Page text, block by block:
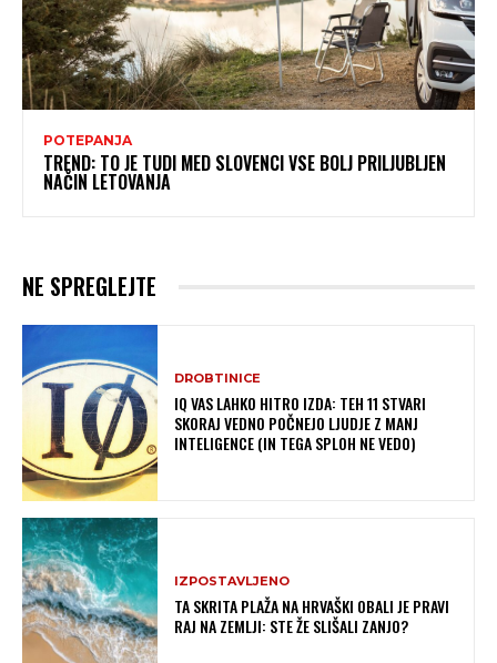
POTEPANJA
TREND: TO JE TUDI MED SLOVENCI VSE BOLJ PRILJUBLJEN
NAČIN LETOVANJA
NE SPREGLEJTE
DROBTINICE
IQ VAS LAHKO HITRO IZDA: TEH 11 STVARI
SKORAJ VEDNO POČNEJO LJUDJE Z MANJ
INTELIGENCE (IN TEGA SPLOH NE VEDO)
IZPOSTAVLJENO
TA SKRITA PLAŽA NA HRVAŠKI OBALI JE PRAVI
RAJ NA ZEMLJI: STE ŽE SLIŠALI ZANJO?